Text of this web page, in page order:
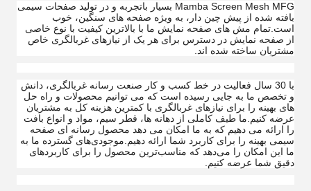
Mamba Screen Mesh MFG بسیار باتجربه و در تولید صفحات سیمی
بافته شده از پیش چین دار، به ویژه صفحه های سنگین، خوب
است.تمام مش های صفحه نمایش ما با بالاترین کیفیت با نوع خاصی
از صفحه نمایش در دسترس برای هر یک از نیازهای غربالگری خاص
مشتریان ساخته شده اند.
با 30 سال فعالیت در خط کسب و کار صنعت رسانه غربالگری، دانش
و تخصص ما به جایی رسیده است که می توانیم محصولات و راه حل
های بهینه را برای نیازهای غربالگری با کمترین هزینه کل به مشتریان
عرضه کنیم.ما طیف کاملی از دهانه ها، قطر سیم، مواد و انواع بافت
را ارائه می دهیم که به ما امکان می دهد محصول رسانه ای صفحه
سیمی بهینه را برای کاربرد شما ارائه دهیم.موجودی‌های گسترده ما به
ما این امکان را می‌دهد که مناسب‌ترین محصول را برای کاربردهای
دقیق شما عرضه کنیم.